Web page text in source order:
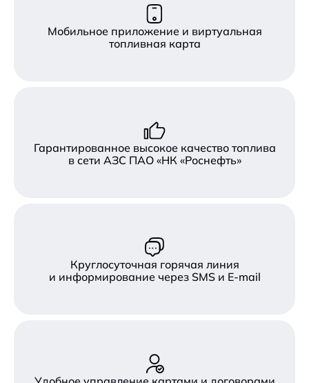
Мобильное приложение и виртуальная
топливная карта
Гарантированное высокое качество топлива
в сети АЗС ПАО «НК «Роснефть»
Круглосуточная горячая линия
и информирование через SMS и E-mail